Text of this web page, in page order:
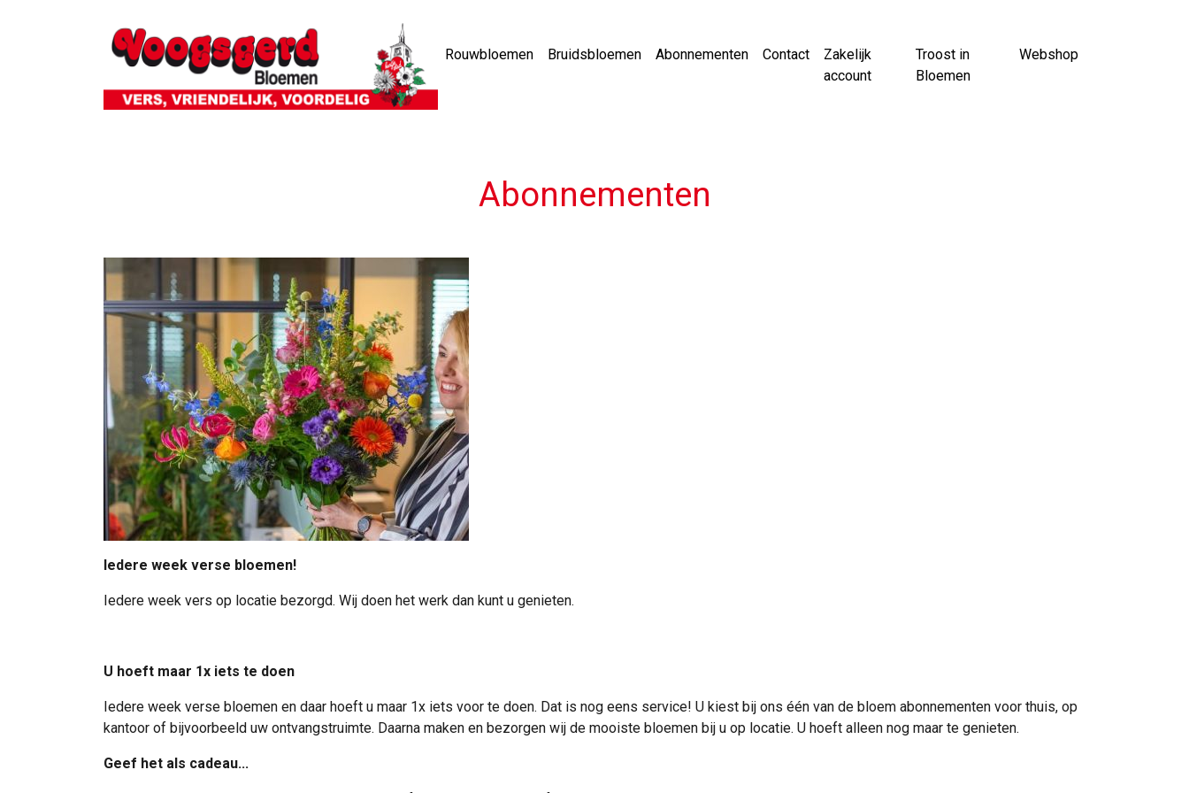
Rouwbloemen Bruidsbloemen Abonnementen Contact
Zakelijk
account
Troost in
Bloemen
Webshop
Abonnementen
Iedere week verse bloemen!
Iedere week vers op locatie bezorgd. Wij doen het werk dan kunt u genieten.
U hoeft maar 1x iets te doen
Iedere week verse bloemen en daar hoeft u maar 1x iets voor te doen. Dat is nog eens service! U kiest bij ons één van de bloem abonnementen voor thuis, op
kantoor of bijvoorbeeld uw ontvangstruimte. Daarna maken en bezorgen wij de mooiste bloemen bij u op locatie. U hoeft alleen nog maar te genieten.
Geef het als cadeau...